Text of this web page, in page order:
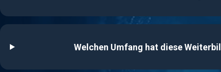
Welchen Umfang hat diese